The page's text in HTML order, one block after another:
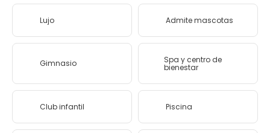
Lujo Admite mascotas
Gimnasio Spa y centro de
bienestar
Club infantil Piscina